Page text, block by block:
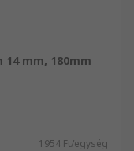
14 mm, 180mm
1954 Ft/egység